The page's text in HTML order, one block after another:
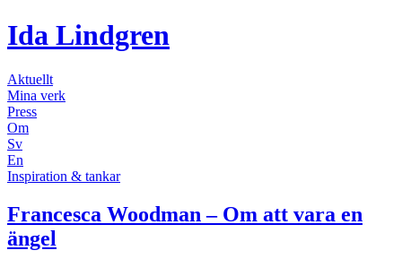
Ida Lindgren
Aktuellt
Mina verk
Press
Om
Sv
En
Inspiration & tankar
Francesca Woodman – Om att vara en
ängel